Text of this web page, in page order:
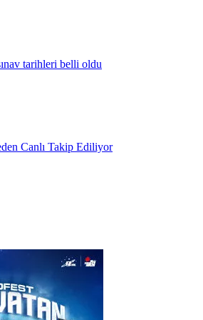
tarihleri belli oldu
Canlı Takip Ediliyor